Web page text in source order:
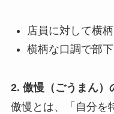
店員に対して横
横柄な口調で部下
2. 傲慢（ごうまん）
傲慢とは、「自分を